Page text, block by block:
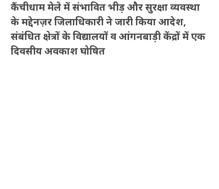
कैंचीधाम मेले में संभावित भीड़ और सुरक्षा व्यवस्था
के मद्देनज़र जिलाधिकारी ने जारी किया आदेश,
संबंधित क्षेत्रों के विद्यालयों व आंगनबाड़ी केंद्रों में एक
दिवसीय अवकाश घोषित